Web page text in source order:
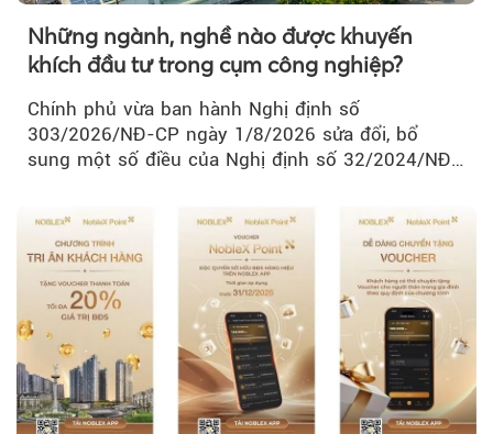
Những ngành, nghề nào được khuyến
khích đầu tư trong cụm công nghiệp?
Chính phủ vừa ban hành Nghị định số
303/2026/NĐ-CP ngày 1/8/2026 sửa đổi, bổ
sung một số điều của Nghị định số 32/2024/NĐ-